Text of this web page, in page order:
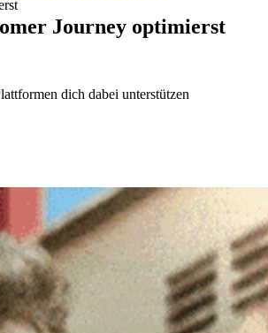
Journey optimierst
dich dabei unterstützen